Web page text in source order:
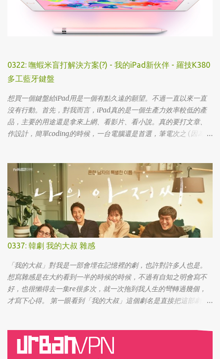
0322: 嘸蝦米盲打解決方案(?) - 我的iPad新伙伴 - 羅技K380
多工藍牙鍵盤
想買一個鍵盤給iPad用是一個有點久遠的願望。不過一直以來一直
沒有行動。首先，對我而言，iPad真的是一個生產力效率較低的產
品，主要的用途還是拿來上網、看影片、看小說。真的要打文章、
作設計，簡單coding的時候，一台電腦還是首選，筆電次之 (因為我
這一塊吧... 可惜大一畫了一個學期的蛋之後，我就知道我在這一塊應
該是沒啥天份的XD
0337: 韓劇 我的大叔 雜感
「我的大叔」對我是一部會埋在記憶裡的劇，也許對許多人也是。
想寫雜感是在大約看到一半的時候的時候，不過有自知之明會寫不
好，也很懶得去一集re很多次，就一次拖到我人生的彎轉過幾個，
才寫下心得。 第一眼看到「我的大叔」這個劇名是直接把這部劇放
不斷，加上面臨了美、日、韓劇的劇荒，個人又特愛喪劇，我硬是
在找出來看了一次…。 不得不說，開頭的辦公室場景，打昆蟲的的情